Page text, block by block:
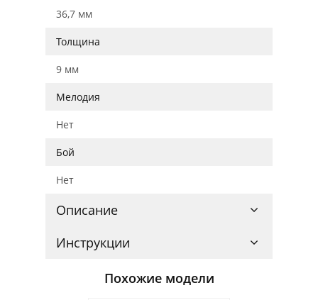
36,7 мм
Толщина
9 мм
Мелодия
Нет
Бой
Нет
Описание
Инструкции
Похожие модели